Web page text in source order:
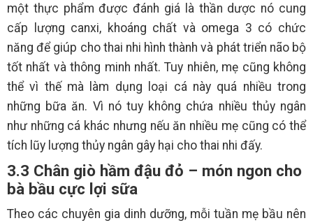
một thực phẩm được đánh giá là thần dược nó cung
cấp lượng canxi, khoáng chất và omega 3 có chức
năng để giúp cho thai nhi hình thành và phát triển não bộ
tốt nhất và thông minh nhất. Tuy nhiên, mẹ cũng không
thể vì thế mà làm dụng loại cá này quá nhiều trong
những bữa ăn. Vì nó tuy không chứa nhiều thủy ngân
như những cá khác nhưng nếu ăn nhiều mẹ cũng có thể
tích lũy lượng thủy ngân gây hại cho thai nhi đấy.
3.3 Chân giò hầm đậu đỏ – món ngon cho
bà bầu cực lợi sữa
Theo các chuyên gia dinh dưỡng, mỗi tuần mẹ bầu nên